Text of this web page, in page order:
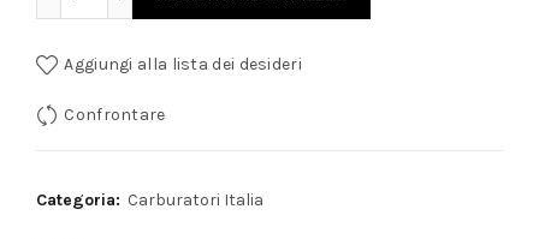
Aggiungi alla lista dei desideri
Confrontare
Categoria: Carburatori Italia